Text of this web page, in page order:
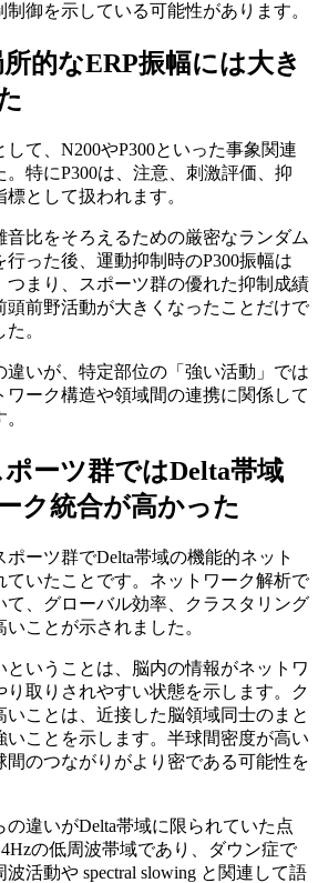
御を示している可能性があります。
的なERP振幅には大き
て、N200やP300といった事象関連
特にP300は、注意、刺激評価、抑
として扱われます。
比をそろえるための厳密なランダム
った後、運動抑制時のP300振幅は
つまり、スポーツ群の優れた抑制成績
頭前野活動が大きくなったことだけで
。
違いが、特定部位の「強い活動」では
ワーク構造や領域間の連携に関係して
ーツ群ではDelta帯域
ク統合が高かった
ーツ群でDelta帯域の機能的ネット
ていたことです。ネットワーク解析で
て、グローバル効率、クラスタリング
ことが示されました。
ということは、脳内の情報がネットワ
り取りされやすい状態を示します。ク
いことは、近接した脳領域同士のまと
いことを示します。半球間密度が高い
間のつながりがより密である可能性を
違いがDelta帯域に限られていた点
の低周波帯域であり、ダウン症で
活動や spectral slowing と関連して語